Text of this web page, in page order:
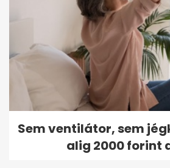
Sem ventilátor, sem
alig 2000 forint